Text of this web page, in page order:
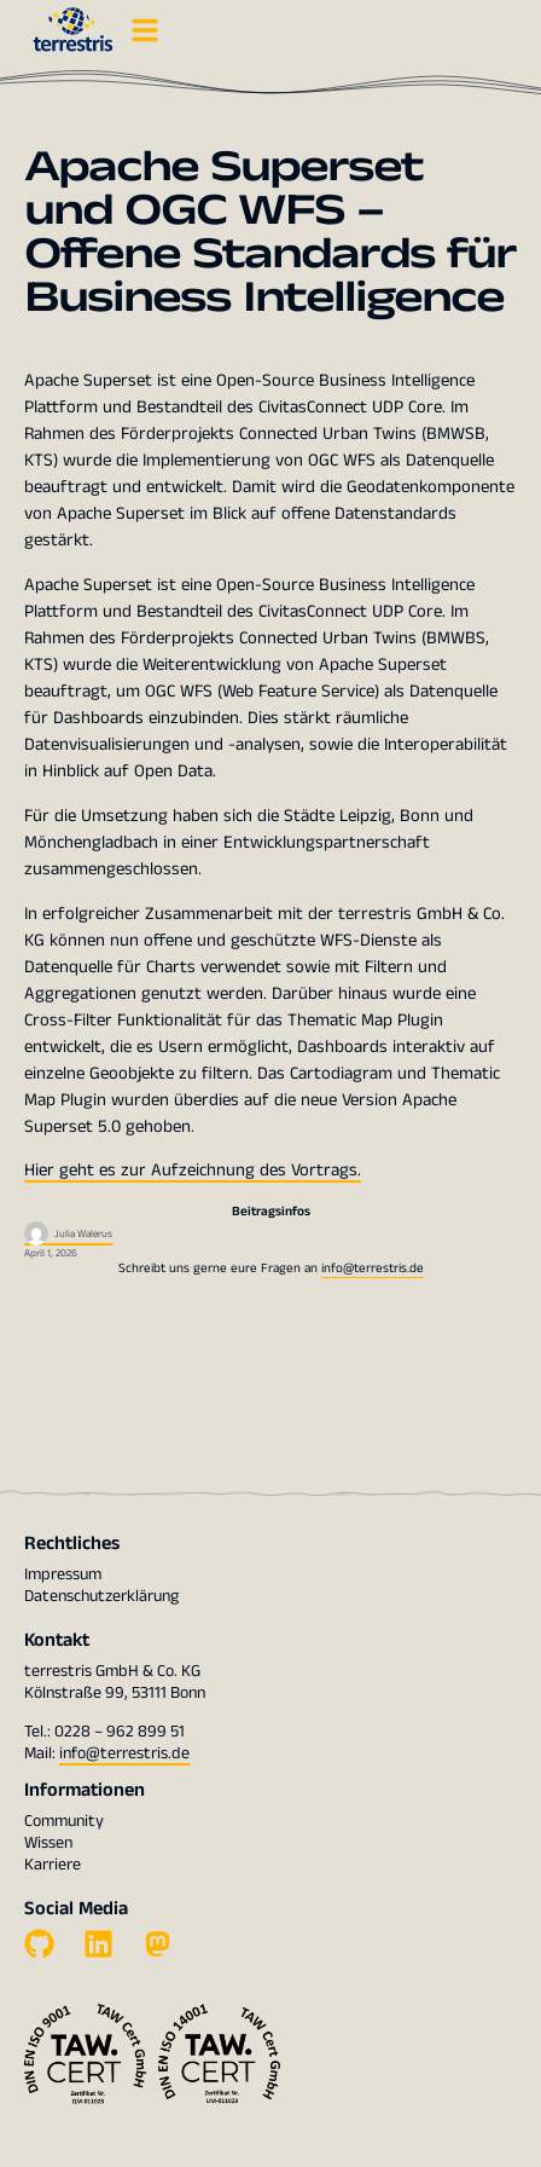
Apache Superset
und OGC WFS –
Offene Standards für
Business Intelligence
Apache Superset ist eine Open-Source Business Intelligence
Plattform und Bestandteil des CivitasConnect UDP Core. Im
Rahmen des Förderprojekts Connected Urban Twins (BMWSB,
KTS) wurde die Implementierung von OGC WFS als Datenquelle
beauftragt und entwickelt. Damit wird die Geodatenkomponente
von Apache Superset im Blick auf offene Datenstandards
gestärkt.
Apache Superset ist eine Open-Source Business Intelligence
Plattform und Bestandteil des CivitasConnect UDP Core. Im
Rahmen des Förderprojekts Connected Urban Twins (BMWBS,
KTS) wurde die Weiterentwicklung von Apache Superset
beauftragt, um OGC WFS (Web Feature Service) als Datenquelle
für Dashboards einzubinden. Dies stärkt räumliche
Datenvisualisierungen und -analysen, sowie die Interoperabilität
in Hinblick auf Open Data.
Für die Umsetzung haben sich die Städte Leipzig, Bonn und
Mönchengladbach in einer Entwicklungspartnerschaft
zusammengeschlossen.
In erfolgreicher Zusammenarbeit mit der terrestris GmbH & Co.
KG können nun offene und geschützte WFS-Dienste als
Datenquelle für Charts verwendet sowie mit Filtern und
Aggregationen genutzt werden. Darüber hinaus wurde eine
Cross-Filter Funktionalität für das Thematic Map Plugin
entwickelt, die es Usern ermöglicht, Dashboards interaktiv auf
einzelne Geoobjekte zu filtern. Das Cartodiagram und Thematic
Map Plugin wurden überdies auf die neue Version Apache
Superset 5.0 gehoben.
Hier geht es zur Aufzeichnung des Vortrags.
Beitragsinfos
Julia Walerus
April 1, 2026
Schreibt uns gerne eure Fragen aninfo@terrestris.de
Rechtliches
Impressum
Datenschutzerklärung
Kontakt
terrestris GmbH & Co. KG
Kölnstraße 99, 53111 Bonn
Tel.: 0228 – 962 899 51
Mail: info@terrestris.de
Informationen
Community
Wissen
Karriere
Social Media